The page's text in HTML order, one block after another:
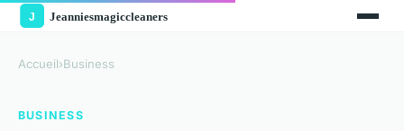
Accueil›Business
BUSINESS